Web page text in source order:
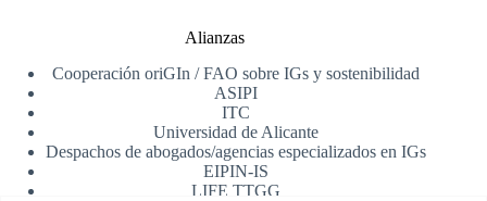
Alianzas
Cooperación oriGIn / FAO sobre IGs y sostenibilidad
ASIPI
ITC
Universidad de Alicante
Despachos de abogados/agencias especializados en IGs
EIPIN-IS
LIFE TTGG